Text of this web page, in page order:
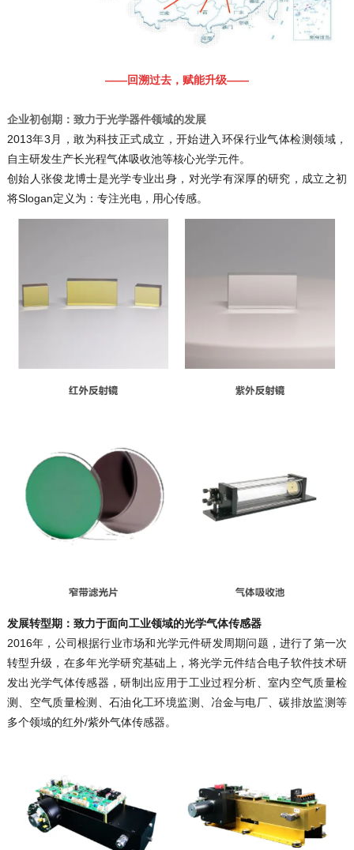
——回溯过去，赋能升级——
企业初创期： 致力于光学器件领域的发展
2013年3月，敢为科技正式成立，开始进入环保行业气体检测领域，
自主研发生产长光程气体吸收池等核心光学元件。
创始人张俊龙博士是光学专业出身，对光学有深厚的研究，成立之初
将Slogan定义为：专注光电，用心传感。
发展转型期： 致力于面向工业领域的光学气体传感器
2016年，公司根据行业市场和光学元件研发周期问题，进行了第一次
转型升级，在多年光学研究基础上，将光学元件结合电子软件技术研
发出光学气体传感器，研制出应用于工业过程分析、室内空气质量检
测、空气质量检测、石油化工环境监测、冶金与电厂、碳排放监测等
多个领域的红外/紫外气体传感器。